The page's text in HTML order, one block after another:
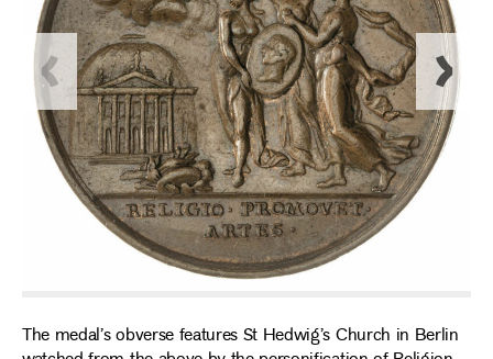
The medal’s obverse features St Hedwig’s Church in Berlin